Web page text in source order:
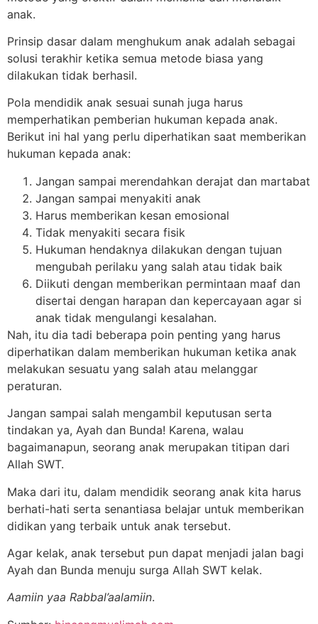
anak.
Prinsip dasar dalam menghukum anak adalah sebagai
solusi terakhir ketika semua metode biasa yang
dilakukan tidak berhasil.
Pola mendidik anak sesuai sunah juga harus
memperhatikan pemberian hukuman kepada anak.
Berikut ini hal yang perlu diperhatikan saat memberikan
hukuman kepada anak:
Jangan sampai merendahkan derajat dan martabat
Jangan sampai menyakiti anak
Harus memberikan kesan emosional
Tidak menyakiti secara fisik
Hukuman hendaknya dilakukan dengan tujuan
mengubah perilaku yang salah atau tidak baik
Diikuti dengan memberikan permintaan maaf dan
disertai dengan harapan dan kepercayaan agar si
anak tidak mengulangi kesalahan.
Nah, itu dia tadi beberapa poin penting yang harus
diperhatikan dalam memberikan hukuman ketika anak
melakukan sesuatu yang salah atau melanggar
peraturan.
Jangan sampai salah mengambil keputusan serta
tindakan ya, Ayah dan Bunda! Karena, walau
bagaimanapun, seorang anak merupakan titipan dari
Allah SWT.
Maka dari itu, dalam mendidik seorang anak kita harus
berhati-hati serta senantiasa belajar untuk memberikan
didikan yang terbaik untuk anak tersebut.
Agar kelak, anak tersebut pun dapat menjadi jalan bagi
Ayah dan Bunda menuju surga Allah SWT kelak.
Aamiin yaa Rabbal’aalamiin.